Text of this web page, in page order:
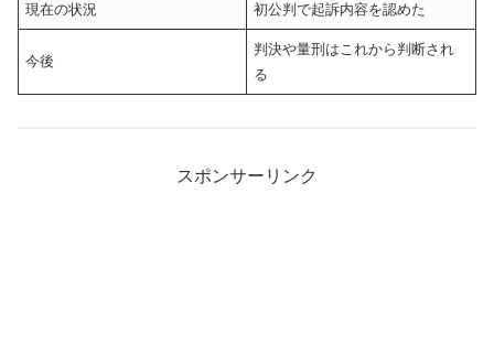
現在の状況 初公判で起訴内容を認めた
今後
判決や量刑はこれから判断され
る
スポンサーリンク